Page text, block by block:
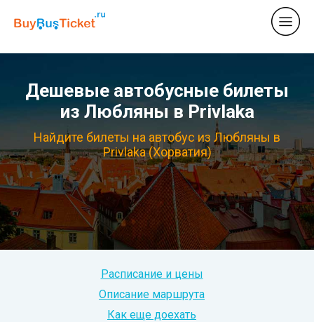
Дешевые автобусные билеты
из Любляны в Privlaka
Найдите билеты на автобус из Любляны в
Privlaka (Хорватия)
Расписание и цены
Описание маршрута
Как еще доехать